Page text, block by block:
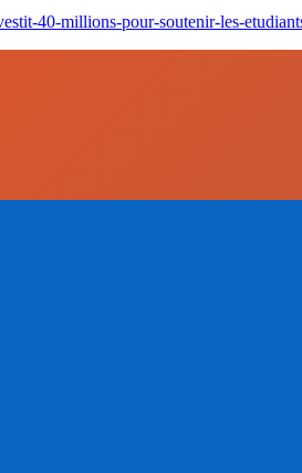
40-millions-pour-soutenir-les-